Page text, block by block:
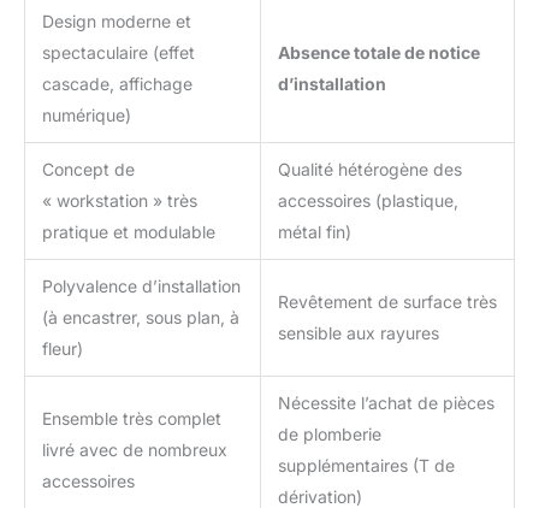
Design moderne et
spectaculaire (effet
cascade, affichage
numérique)
Absence totale de notice
d’installation
Concept de
« workstation » très
pratique et modulable
Qualité hétérogène des
accessoires (plastique,
métal fin)
Polyvalence d’installation
(à encastrer, sous plan, à
fleur)
Revêtement de surface très
sensible aux rayures
Ensemble très complet
livré avec de nombreux
accessoires
Nécessite l’achat de pièces
de plomberie
supplémentaires (T de
dérivation)